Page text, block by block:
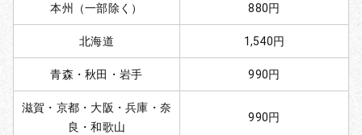
本州（一部除く） 880円
北海道 1,540円
青森・秋田・岩手 990円
滋賀・京都・大阪・兵庫・奈
良・和歌山
990円